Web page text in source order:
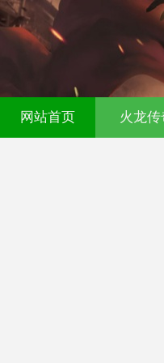
00ok传奇发布
网站首页 火龙